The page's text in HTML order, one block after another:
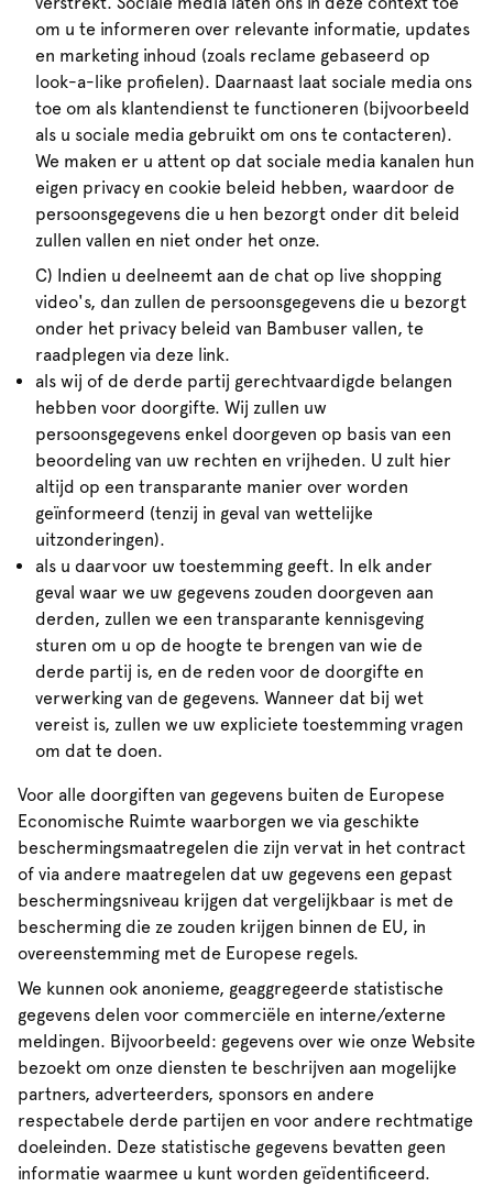
om u te informeren over relevante informatie, updates
en marketing inhoud (zoals reclame gebaseerd op
look-a-like profielen). Daarnaast laat sociale media ons
toe om als klantendienst te functioneren (bijvoorbeeld
als u sociale media gebruikt om ons te contacteren).
We maken er u attent op dat sociale media kanalen hun
eigen privacy en cookie beleid hebben, waardoor de
persoonsgegevens die u hen bezorgt onder dit beleid
zullen vallen en niet onder het onze.
C) Indien u deelneemt aan de chat op live shopping
video's, dan zullen de persoonsgegevens die u bezorgt
onder het privacy beleid van Bambuser vallen, te
raadplegen via deze link.
als wij of de derde partij gerechtvaardigde belangen
hebben voor doorgifte. Wij zullen uw
persoonsgegevens enkel doorgeven op basis van een
beoordeling van uw rechten en vrijheden. U zult hier
altijd op een transparante manier over worden
geïnformeerd (tenzij in geval van wettelijke
uitzonderingen).
als u daarvoor uw toestemming geeft. In elk ander
geval waar we uw gegevens zouden doorgeven aan
derden, zullen we een transparante kennisgeving
sturen om u op de hoogte te brengen van wie de
derde partij is, en de reden voor de doorgifte en
verwerking van de gegevens. Wanneer dat bij wet
vereist is, zullen we uw expliciete toestemming vragen
om dat te doen.
Voor alle doorgiften van gegevens buiten de Europese
Economische Ruimte waarborgen we via geschikte
beschermingsmaatregelen die zijn vervat in het contract
of via andere maatregelen dat uw gegevens een gepast
beschermingsniveau krijgen dat vergelijkbaar is met de
bescherming die ze zouden krijgen binnen de EU, in
overeenstemming met de Europese regels.
We kunnen ook anonieme, geaggregeerde statistische
gegevens delen voor commerciële en interne/externe
meldingen. Bijvoorbeeld: gegevens over wie onze Website
bezoekt om onze diensten te beschrijven aan mogelijke
partners, adverteerders, sponsors en andere
respectabele derde partijen en voor andere rechtmatige
doeleinden. Deze statistische gegevens bevatten geen
informatie waarmee u kunt worden geïdentificeerd.